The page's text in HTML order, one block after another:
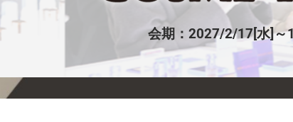
会期：2027/2/17[水]～